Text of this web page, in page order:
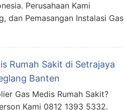
Perusahaan Kami
dan Pemasangan Instalasi Gas
Rumah Sakit di Setrajaya
Banten
Gas Medis Rumah Sakit?
Kami 0812 1393 5332.